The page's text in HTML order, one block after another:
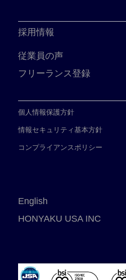
採用情報
従業員の声
フリーランス登録
個人情報保護方針
情報セキュリティ基本方針
コンプライアンスポリシー
English
HONYAKU USA INC